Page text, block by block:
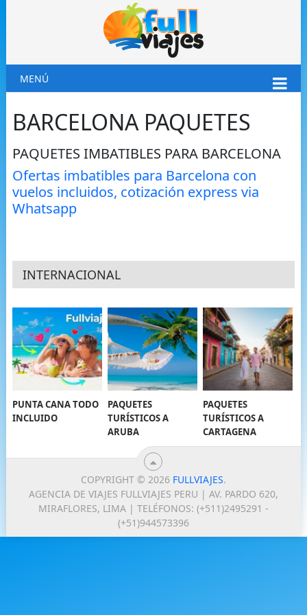
MENÚ
BARCELONA PAQUETES
PAQUETES IMBATIBLES PARA BARCELONA
Ofertas imbatibles para Barcelona con
vuelos incluidos, cotización express via
Whatsapp
INTERNACIONAL
PUNTA CANA TODO
INCLUIDO
PAQUETES
TURÍSTICOS A
ARUBA
PAQUETES
TURÍSTICOS A
CARTAGENA
COPYRIGHT © 2026 FULLVIAJES.
AGENCIA DE VIAJES FULLVIAJES PERU | AV. PARDO 620,
MIRAFLORES, LIMA | TELÉFONOS: (+511)2495291 -
(+51)944573396